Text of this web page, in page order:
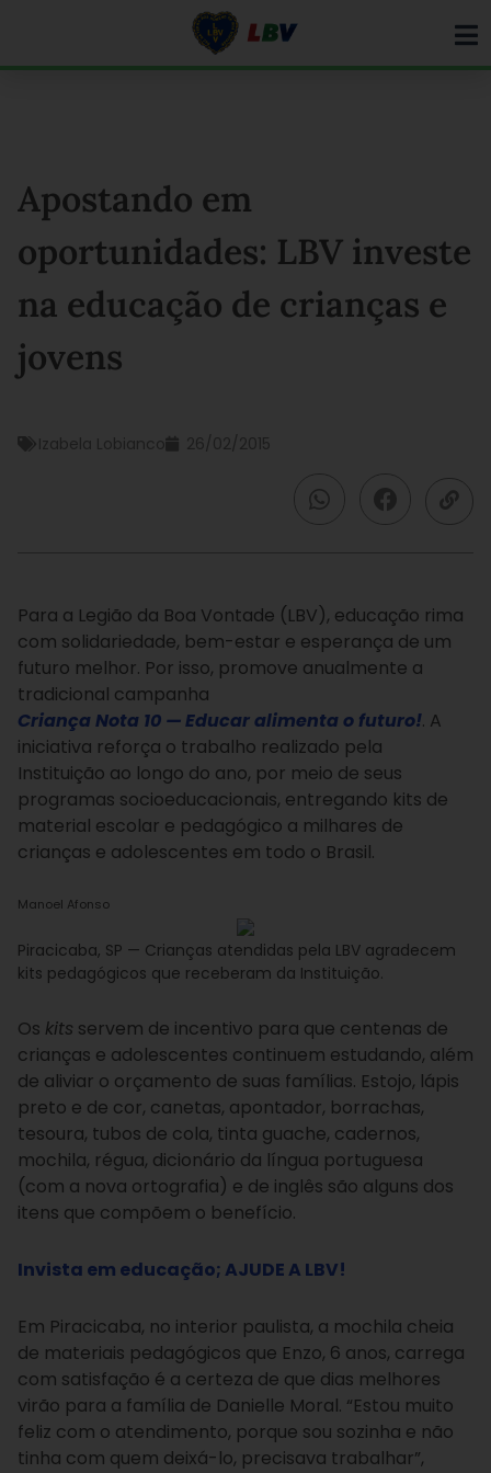
Apostando em
oportunidades: LBV investe
na educação de crianças e
jovens
Izabela Lobianco 26/02/2015
Para a Legião da Boa Vontade (LBV), educação rima
com solidariedade, bem-estar e esperança de um
futuro melhor. Por isso, promove anualmente a
tradicional campanha
Criança Nota 10 —Educar alimenta o futuro!. A
iniciativa reforça o trabalho realizado pela
Instituição ao longo do ano, por meio de seus
programas socioeducacionais, entregando kits de
material escolar e pedagógico a milhares de
crianças e adolescentes em todo o Brasil.
Manoel Afonso
Piracicaba, SP — Crianças atendidas pela LBV agradecem
kits pedagógicos que receberam da Instituição.
Os kits servem de incentivo para que centenas de
crianças e adolescentes continuem estudando, além
de aliviar o orçamento de suas famílias. Estojo, lápis
preto e de cor, canetas, apontador, borrachas,
tesoura, tubos de cola, tinta guache, cadernos,
mochila, régua, dicionário da língua portuguesa
(com a nova ortografia) e de inglês são alguns dos
itens que compõem o benefício.
Invista em educação; AJUDE A LBV!
Em Piracicaba, no interior paulista, a mochila cheia
de materiais pedagógicos que Enzo, 6 anos, carrega
com satisfação é a certeza de que dias melhores
virão para a família de Danielle Moral. “Estou muito
feliz com o atendimento, porque sou sozinha e não
tinha com quem deixá-lo, precisava trabalhar”,